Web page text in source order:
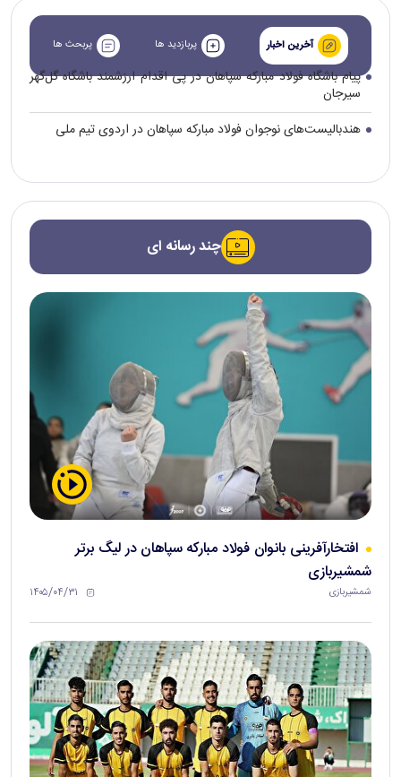
آخرین اخبار پربازدید ها پربحث ها
پیام باشگاه فولاد مبارکه سپاهان در پی اقدام ارزشمند باشگاه گل‌گهر
سیرجان
هندبالیست‌های نوجوان فولاد مبارکه سپاهان در اردوی تیم ملی
چند رسانه ای
افتخارآفرینی بانوان فولاد مبارکه سپاهان در لیگ برتر
شمشیربازی
شمشیربازی ۱۴۰۵/۰۴/۳۱